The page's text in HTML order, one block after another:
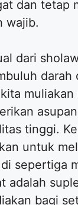
dan tetap
wajib.
dari
darah
muliakan
tinggi.
untuk
sepertiga
adalah
bagi